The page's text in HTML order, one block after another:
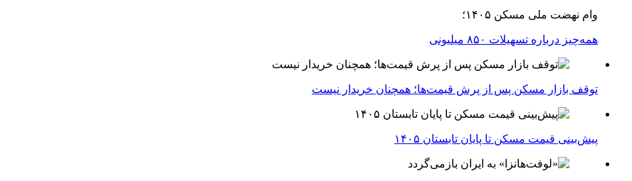
وام نهضت ملی مسکن ۱۴۰۵؛
همه‌چیز درباره تسهیلات ۸۵۰ میلیونی
توقف بازار مسکن پس از پرش قیمت‌ها؛ همچنان خریدار نیست
پیش‌بینی قیمت مسکن تا پایان تابستان ۱۴۰۵